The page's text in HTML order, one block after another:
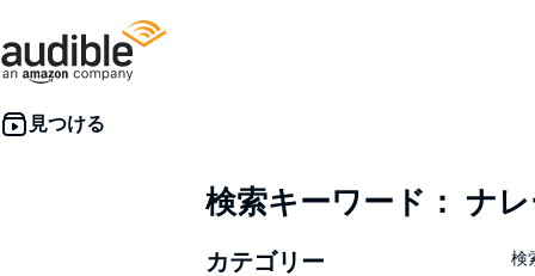
検索キーワード： ナ
カテゴリー 検